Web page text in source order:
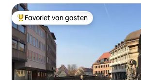
Topfavoriet van gasten
Favoriet van gasten